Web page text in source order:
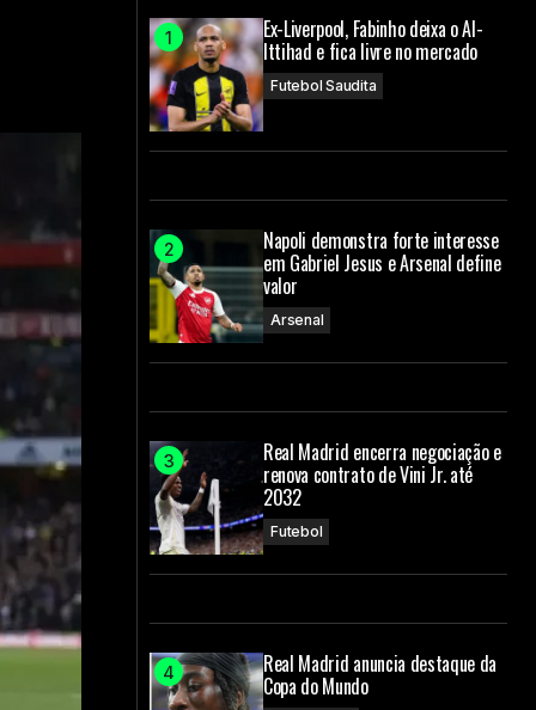
Ex-Liverpool, Fabinho deixa o Al-
Ittihad e fica livre no mercado
Futebol Saudita
Napoli demonstra forte interesse
em Gabriel Jesus e Arsenal define
valor
Arsenal
Real Madrid encerra negociação e
renova contrato de Vini Jr. até
2032
Futebol
Real Madrid anuncia destaque da
Copa do Mundo